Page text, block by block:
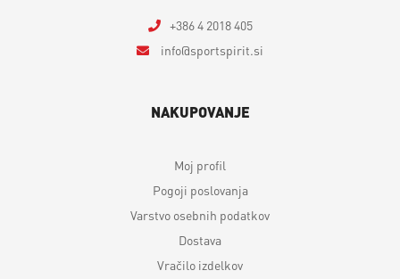
+386 4 2018 405
info
sportspirit.si
NAKUPOVANJE
Moj profil
Pogoji poslovanja
Varstvo osebnih podatkov
Dostava
Vračilo izdelkov